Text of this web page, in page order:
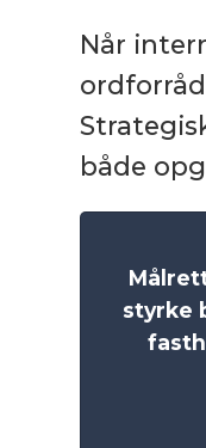
Når
både
styrke